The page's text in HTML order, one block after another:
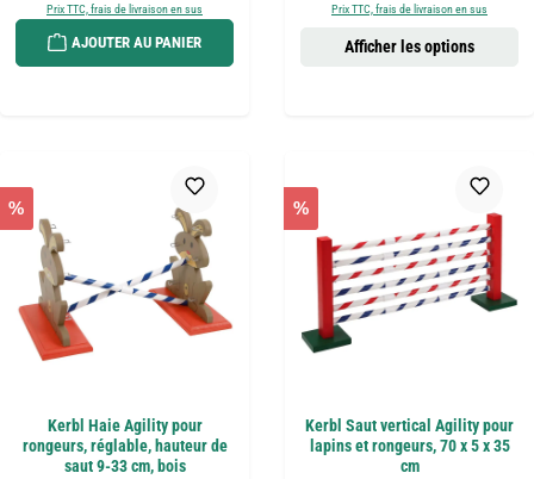
Prix TTC, frais de livraison en sus
AJOUTER AU PANIER
Prix TTC, frais de livraison en sus
Afficher les options
%
Kerbl Haie Agility pour
rongeurs, réglable, hauteur de
saut 9-33 cm, bois
%
Kerbl Saut vertical Agility pour
lapins et rongeurs, 70 x 5 x 35
cm